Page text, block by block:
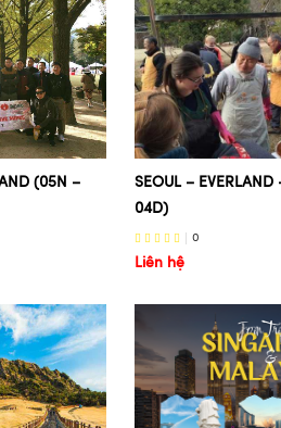
(05N –
SEOUL –
04D)
0
Liên hệ